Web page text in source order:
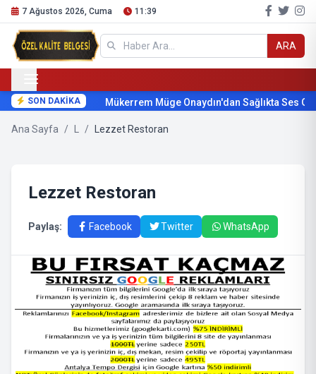
7 Ağustos 2026, Cuma 11:39
ARA
SON DAKİKA Mükerrem Müge Onaydın'dan Sağlıkta Ses
Ana Sayfa / / Lezzet Restoran
Lezzet Restoran
Paylaş: Facebook Twitter WhatsApp